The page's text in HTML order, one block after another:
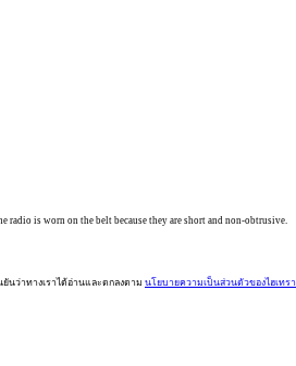
radio is worn on the belt because they are short and non-obtrusive.
ยันว่าทางเราได้อ่านและตกลงตาม นโยบายความเป็นส่วนตัวของไฮเทรา